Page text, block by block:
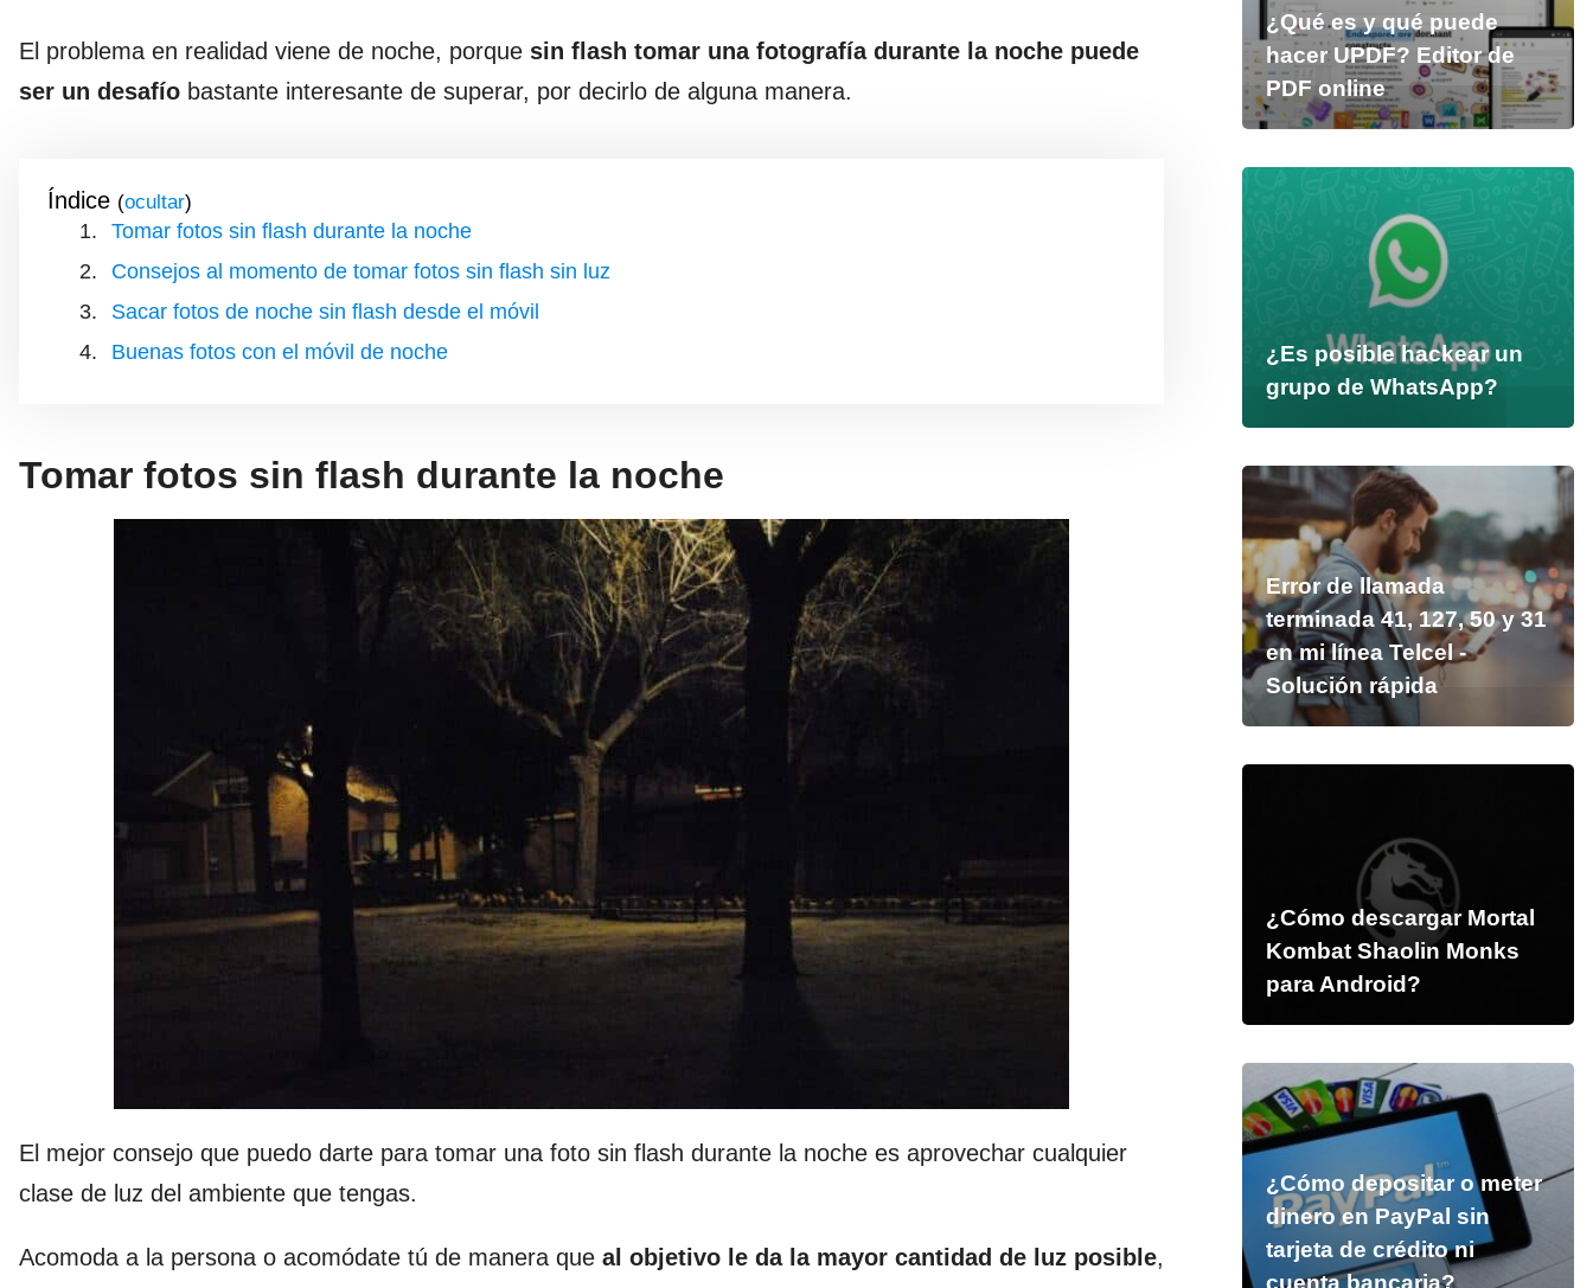
El problema en realidad viene de noche, porque sin flash tomar una fotografía durante la noche puede
ser un desafío bastante interesante de superar, por decirlo de alguna manera.
Índice ( )
Tomar fotos sin flash durante la noche
Consejos al momento de tomar fotos sin flash sin luz
Sacar fotos de noche sin flash desde el móvil
Buenas fotos con el móvil de noche
Tomar fotos sin flash durante la noche
El mejor consejo que puedo darte para tomar una foto sin flash durante la noche es aprovechar cualquier
clase de luz del ambiente que tengas.
Acomoda a la persona o acomódate tú de manera que al objetivo le da la mayor cantidad de luz posible,
¿Qué es y qué puede
hacer UPDF? Editor de
PDF online
¿Es posible hackear un
grupo de WhatsApp?
Error de llamada
terminada 41, 127, 50 y 31
en mi línea Telcel -
Solución rápida
¿Cómo descargar Mortal
Kombat Shaolin Monks
para Android?
¿Cómo depositar o meter
dinero en PayPal sin
tarjeta de crédito ni
cuenta bancaria?